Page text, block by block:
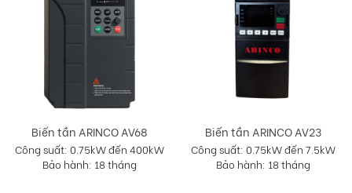
Biến tần ARINCO AV23
Công suất: 0.75kW đến 7.5kW
Bảo hành: 18 tháng
Biến tần ARINCO AV18
Công suất: 1.5kW đến 550kW
Bảo hành: 18 tháng